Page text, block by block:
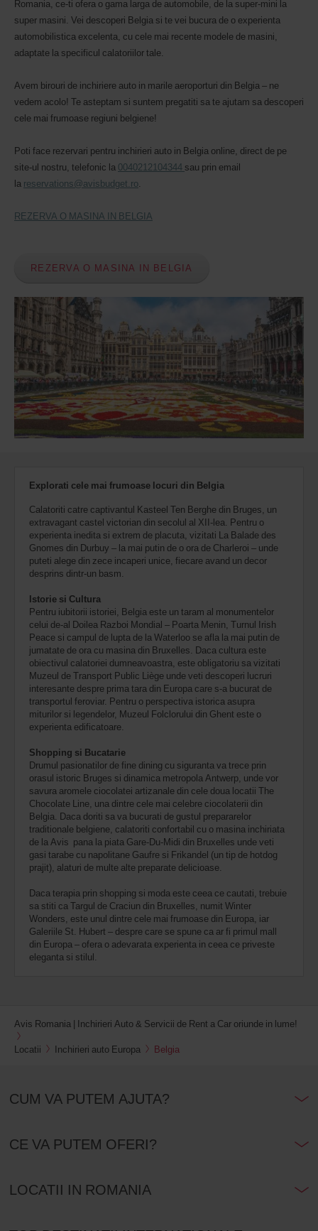
Romania, ce-ti ofera o gama larga de automobile, de la super-mini la
super masini. Vei descoperi Belgia si te vei bucura de o experienta
automobilistica excelenta, cu cele mai recente modele de masini,
adaptate la specificul calatoriilor tale.
Avem birouri de inchiriere auto in marile aeroporturi din Belgia – ne
vedem acolo! Te asteptam si suntem pregatiti sa te ajutam sa descoperi
cele mai frumoase regiuni belgiene!
Poti face rezervari pentru inchirieri auto in Belgia online, direct de pe
site-ul nostru, telefonic la 0040212104344 sau prin email
la reservations@avisbudget.ro.
REZERVA O MASINA IN BELGIA
REZERVA O MASINA IN BELGIA
Explorati cele mai frumoase locuri din Belgia
Calatoriti catre captivantul Kasteel Ten Berghe din Bruges, un
extravagant castel victorian din secolul al XII-lea. Pentru o
experienta inedita si extrem de placuta, vizitati La Balade des
Gnomes din Durbuy – la mai putin de o ora de Charleroi – unde
puteti alege din zece incaperi unice, fiecare avand un decor
desprins dintr-un basm.
Istorie si Cultura
Pentru iubitorii istoriei, Belgia este un taram al monumentelor
celui de-al Doilea Razboi Mondial – Poarta Menin, Turnul Irish
Peace si campul de lupta de la Waterloo se afla la mai putin de
jumatate de ora cu masina din Bruxelles. Daca cultura este
obiectivul calatoriei dumneavoastra, este obligatoriu sa vizitati
Muzeul de Transport Public Liège unde veti descoperi lucruri
interesante despre prima tara din Europa care s-a bucurat de
transportul feroviar. Pentru o perspectiva istorica asupra
miturilor si legendelor, Muzeul Folclorului din Ghent este o
experienta edificatoare.
Shopping si Bucatarie
Drumul pasionatilor de fine dining cu siguranta va trece prin
orasul istoric Bruges si dinamica metropola Antwerp, unde vor
savura aromele ciocolatei artizanale din cele doua locatii The
Chocolate Line, una dintre cele mai celebre ciocolaterii din
Belgia. Daca doriti sa va bucurati de gustul prepararelor
traditionale belgiene, calatoriti confortabil cu o masina inchiriata
de la Avis pana la piata Gare-Du-Midi din Bruxelles unde veti
gasi tarabe cu napolitane Gaufre si Frikandel (un tip de hotdog
prajit), alaturi de multe alte preparate delicioase.
Daca terapia prin shopping si moda este ceea ce cautati, trebuie
sa stiti ca Targul de Craciun din Bruxelles, numit Winter
Wonders, este unul dintre cele mai frumoase din Europa, iar
Galeriile St. Hubert – despre care se spune ca ar fi primul mall
din Europa – ofera o adevarata experienta in ceea ce priveste
eleganta si stilul.
Avis Romania | Inchirieri Auto & Servicii de Rent a Car oriunde in lume!
Locatii
Inchirieri auto Europa Belgia
CUM VA PUTEM AJUTA?
CE VA PUTEM OFERI?
LOCATII IN ROMANIA